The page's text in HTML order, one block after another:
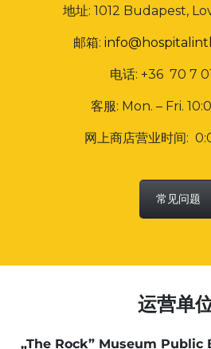
地址: 1012 Budapest,
邮箱:
电话: +36 70 7
客服: Mon. – Fri.
网上商店营业时间:
常见问题
运营单
„The Rock” Museum